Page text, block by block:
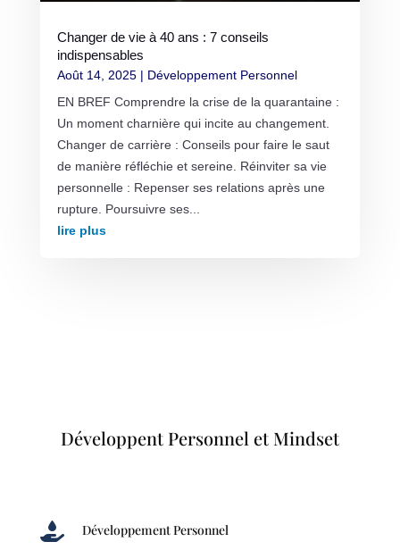
Changer de vie à 40 ans : 7 conseils
indispensables
Août 14, 2025| Développement Personnel
EN BREF Comprendre la crise de la quarantaine :
Un moment charnière qui incite au changement.
Changer de carrière : Conseils pour faire le saut
de manière réfléchie et sereine. Réinviter sa vie
personnelle : Repenser ses relations après une
rupture. Poursuivre ses...
lire plus
Développent Personnel et Mindset
 Développement Personnel